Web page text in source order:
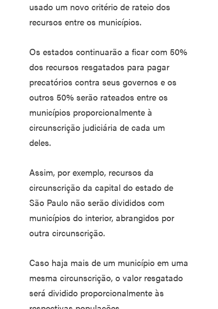
usado um novo critério de rateio dos
recursos entre os municípios.
Os estados continuarão a ficar com 50%
dos recursos resgatados para pagar
precatórios contra seus governos e os
outros 50% serão rateados entre os
municípios proporcionalmente à
circunscrição judiciária de cada um
deles.
Assim, por exemplo, recursos da
circunscrição da capital do estado de
São Paulo não serão divididos com
municípios do interior, abrangidos por
outra circunscrição.
Caso haja mais de um município em uma
mesma circunscrição, o valor resgatado
será dividido proporcionalmente às